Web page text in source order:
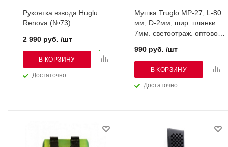
Рукоятка взвода Huglu
Renova (№73)
Достаточно
2 990 руб. /шт
В КОРЗИНУ
Мушка Truglo МР-27, L-80
мм, D-2мм, шир. планки
7мм. светоотраж. оптовол.
Достаточно
990 руб. /шт
В КОРЗИНУ